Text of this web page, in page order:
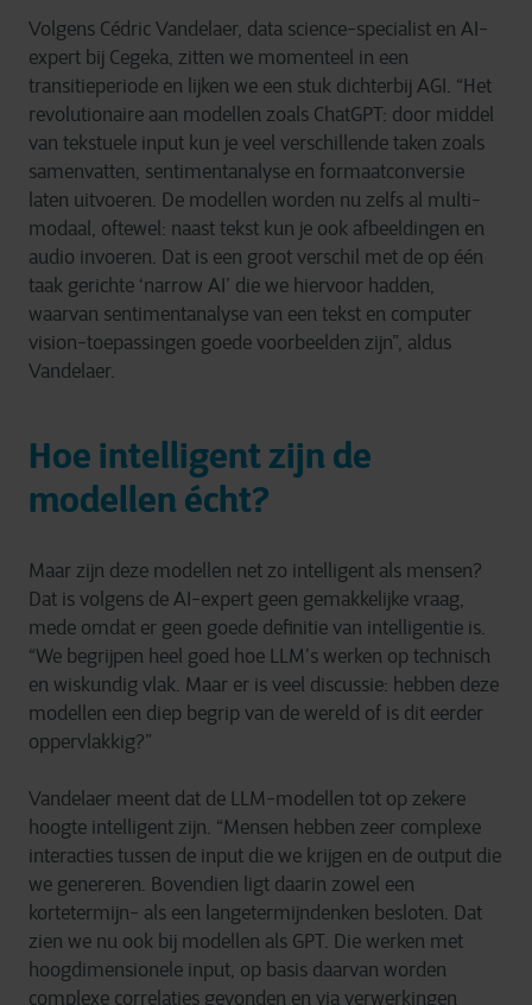
Volgens Cédric Vandelaer, data science-specialist en AI-
expert bij Cegeka, zitten we momenteel in een
transitieperiode en lijken we een stuk dichterbij AGI. “Het
revolutionaire aan modellen zoals ChatGPT: door middel
van tekstuele input kun je veel verschillende taken zoals
samenvatten, sentimentanalyse en formaatconversie
laten uitvoeren. De modellen worden nu zelfs al multi-
modaal, oftewel: naast tekst kun je ook afbeeldingen en
audio invoeren. Dat is een groot verschil met de op één
taak gerichte ‘narrow AI’ die we hiervoor hadden,
waarvan sentimentanalyse van een tekst en computer
vision-toepassingen goede voorbeelden zijn”, aldus
Vandelaer.
Hoe intelligent zijn de
modellen écht?
Maar zijn deze modellen net zo intelligent als mensen?
Dat is volgens de AI-expert geen gemakkelijke vraag,
mede omdat er geen goede definitie van intelligentie is.
“We begrijpen heel goed hoe LLM’s werken op technisch
en wiskundig vlak. Maar er is veel discussie: hebben deze
modellen een diep begrip van de wereld of is dit eerder
oppervlakkig?”
Vandelaer meent dat de LLM-modellen tot op zekere
hoogte intelligent zijn. “Mensen hebben zeer complexe
interacties tussen de input die we krijgen en de output die
we genereren. Bovendien ligt daarin zowel een
kortetermijn- als een langetermijndenken besloten. Dat
zien we nu ook bij modellen als GPT. Die werken met
hoogdimensionele input, op basis daarvan worden
complexe correlaties gevonden en via verwerkingen